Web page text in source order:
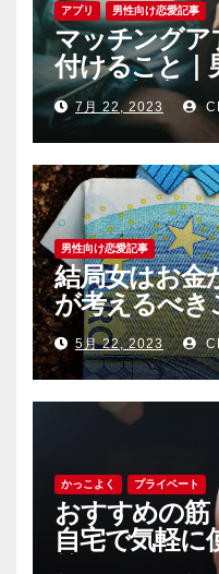
アプリ 男性向け恋愛記事
マッチングア
付けること｜
ちな恐怖心と
7月 22, 2023
男性向け恋愛記事
結局女はお金
が考えるべき
5月 22, 2023
かっこよく プライベート
おすすめの筋
自宅で気軽に
筋トレグッツ